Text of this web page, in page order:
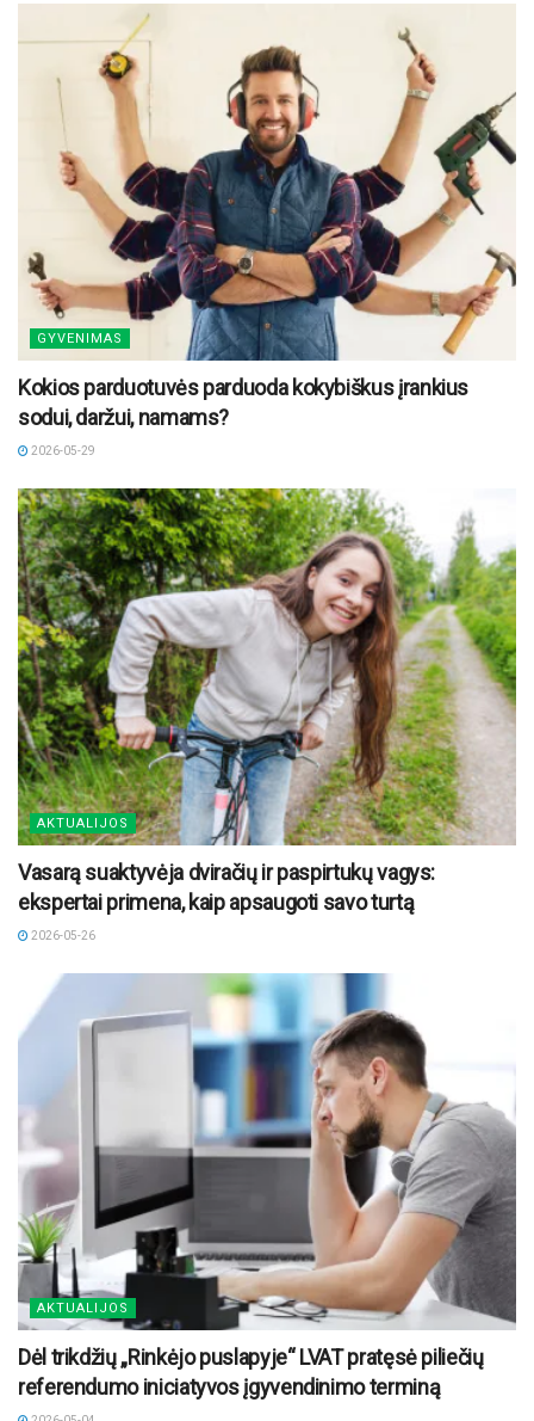
GYVENIMAS
Kokios parduotuvės parduoda kokybiškus įrankius
sodui, daržui, namams?
2026-05-29
AKTUALIJOS
Vasarą suaktyvėja dviračių ir paspirtukų vagys:
ekspertai primena, kaip apsaugoti savo turtą
2026-05-26
AKTUALIJOS
Dėl trikdžių „Rinkėjo puslapyje“ LVAT pratęsė piliečių
referendumo iniciatyvos įgyvendinimo terminą